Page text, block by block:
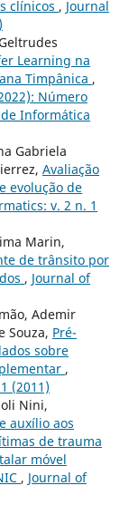
clínicos , Journal
Learning na
Timpânica ,
Número
Informática
Gabriela
Avaliação
evolução de
v. 2 n. 1
Marin,
de trânsito por
, Journal of
Ademir
Souza, Pré-
sobre
,
(2011)
Nini,
auxílio aos
de trauma
móvel
, Journal of